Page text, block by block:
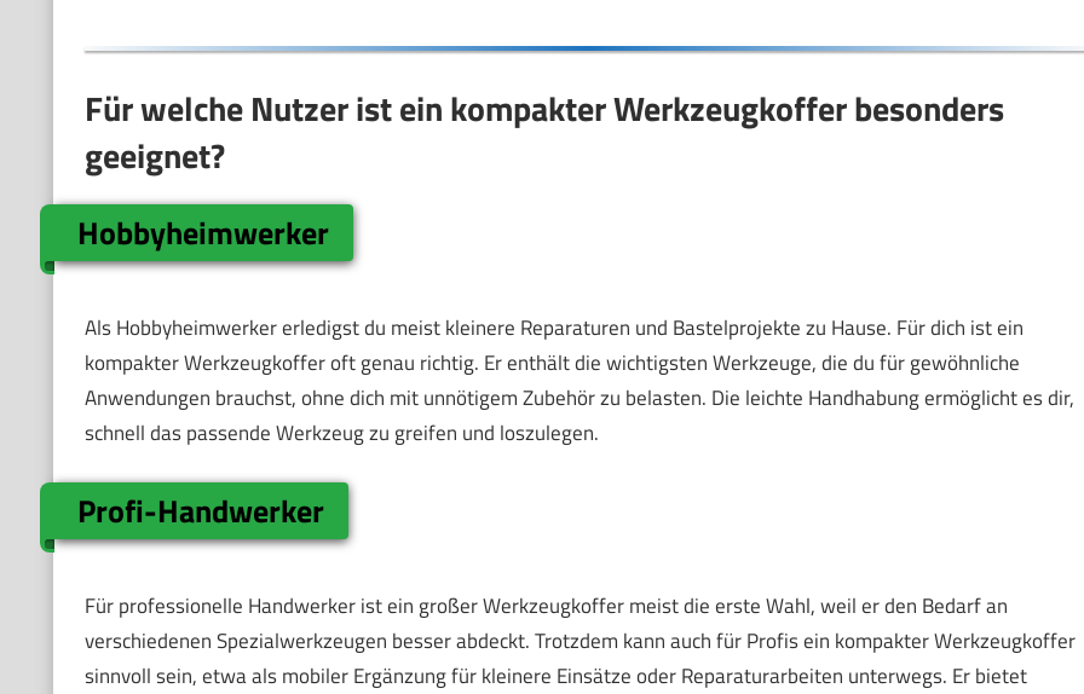
Für welche Nutzer ist ein kompakter Werkzeugkoffer besonders
geeignet?
Hobbyheimwerker
Als Hobbyheimwerker erledigst du meist kleinere Reparaturen und Bastelprojekte zu Hause. Für dich ist ein
kompakter Werkzeugkoffer oft genau richtig. Er enthält die wichtigsten Werkzeuge, die du für gewöhnliche
Anwendungen brauchst, ohne dich mit unnötigem Zubehör zu belasten. Die leichte Handhabung ermöglicht es dir,
schnell das passende Werkzeug zu greifen und loszulegen.
Profi-Handwerker
Für professionelle Handwerker ist ein großer Werkzeugkoffer meist die erste Wahl, weil er den Bedarf an
verschiedenen Spezialwerkzeugen besser abdeckt. Trotzdem kann auch für Profis ein kompakter Werkzeugkoffer
sinnvoll sein, etwa als mobiler Ergänzung für kleinere Einsätze oder Reparaturarbeiten unterwegs. Er bietet